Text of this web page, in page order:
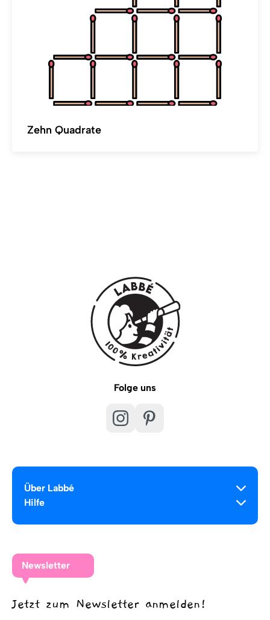
Zehn Quadrate
Folge uns
Über Labbé
Hilfe
Newsletter
Jetzt zum Newsletter anmelden!